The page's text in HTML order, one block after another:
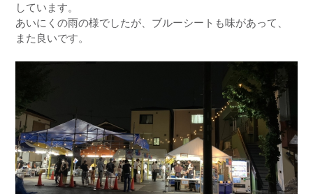
しています。
あいにくの雨の様でしたが、ブルーシートも味があって、
また良いです。